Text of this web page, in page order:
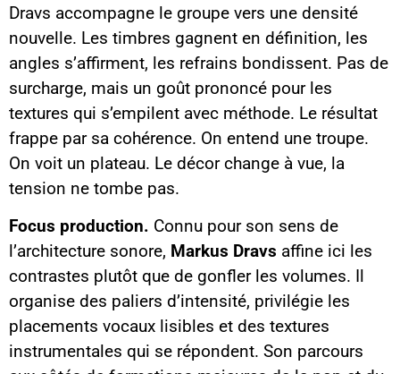
Dravs accompagne le groupe vers une densité
nouvelle. Les timbres gagnent en définition, les
angles s’affirment, les refrains bondissent. Pas de
surcharge, mais un goût prononcé pour les
textures qui s’empilent avec méthode. Le résultat
frappe par sa cohérence. On entend une troupe.
On voit un plateau. Le décor change à vue, la
tension ne tombe pas.
Focus production. Connu pour son sens de
l’architecture sonore, Markus Dravs affine ici les
contrastes plutôt que de gonfler les volumes. Il
organise des paliers d’intensité, privilégie les
placements vocaux lisibles et des textures
instrumentales qui se répondent. Son parcours